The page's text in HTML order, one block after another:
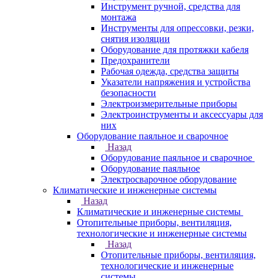
Инструмент ручной, средства для
монтажа
Инструменты для опрессовки, резки,
снятия изоляции
Оборудование для протяжки кабеля
Предохранители
Рабочая одежда, средства защиты
Указатели напряжения и устройства
безопасности
Электроизмерительные приборы
Электроинструменты и аксессуары для
них
Оборудование паяльное и сварочное
Назад
Оборудование паяльное и сварочное
Оборудование паяльное
Электросварочное оборудование
Климатические и инженерные системы
Назад
Климатические и инженерные системы
Отопительные приборы, вентиляция,
технологические и инженерные системы
Назад
Отопительные приборы, вентиляция,
технологические и инженерные